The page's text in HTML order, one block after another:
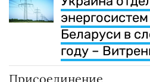
Беларуси в
году –